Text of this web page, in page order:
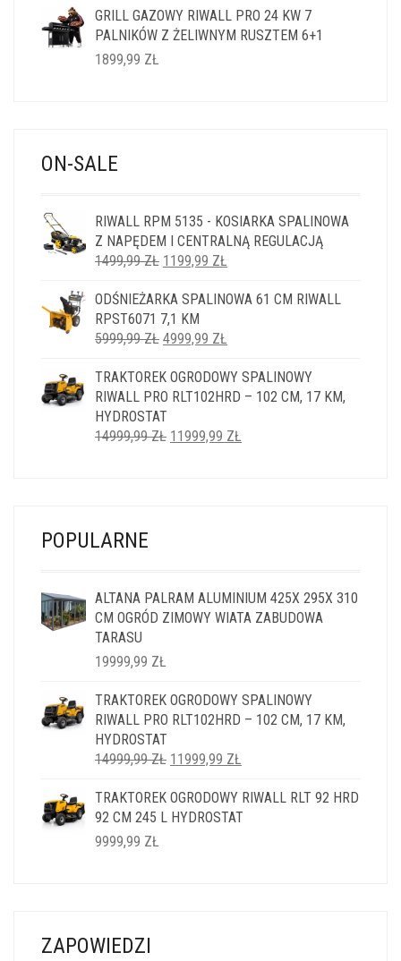
GRILL GAZOWY RIWALL PRO 24 KW 7
PALNIKÓW Z ŻELIWNYM RUSZTEM 6+1
1899,99 ZŁ
ON-SALE
RIWALL RPM 5135 - KOSIARKA SPALINOWA
Z NAPĘDEM I CENTRALNĄ REGULACJĄ
1499,99ZŁ PIERWOTNA
WYNOSIŁA:
1499,99 ZŁ.
1199,99 ZŁ
WYNOSI:
ODŚNIEŻARKA SPALINOWA 61 CM RIWALL
RPST6071 7,1 KM
5999,99ZŁ PIERWOTNA
WYNOSIŁA:
5999,99 ZŁ.
4999,99 ZŁ
WYNOSI:
4999,99 ZŁ.
TRAKTOREK OGRODOWY SPALINOWY
RIWALL PRO RLT102HRD – 102 CM, 17 KM,
HYDROSTAT
14999,99ZŁ PIERWOTNA
11999,99 ZŁ
POPULARNE
ALTANA PALRAM ALUMINIUM 425X 295X 310
CM OGRÓD ZIMOWY WIATA ZABUDOWA
TARASU
19999,99 ZŁ
TRAKTOREK OGRODOWY SPALINOWY
RIWALL PRO RLT102HRD – 102 CM, 17 KM,
HYDROSTAT
14999,99ZŁ PIERWOTNA
WYNOSIŁA:
14999,99 ZŁ.
11999,99 ZŁ
WYNOSI:
11999,99 ZŁ.
TRAKTOREK OGRODOWY RIWALL RLT 92 HRD
92 CM 245 L HYDROSTAT
9999,99 ZŁ
ZAPOWIEDZI